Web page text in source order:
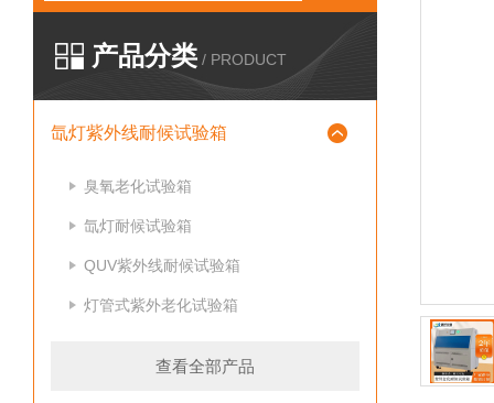
产品分类 / PRODUCT
氙灯紫外线耐候试验箱
臭氧老化试验箱
氙灯耐候试验箱
QUV紫外线耐候试验箱
灯管式紫外老化试验箱
查看全部产品